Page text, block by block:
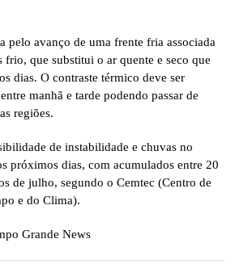
pelo avanço de uma frente fria associada
frio, que substitui o ar quente e seco que
dias. O contraste térmico deve ser
manhã e tarde podendo passar de
regiões.
de instabilidade e chuvas no
próximos dias, com acumulados entre 20
de julho, segundo o Cemtec (Centro de
e do Clima).
Grande News